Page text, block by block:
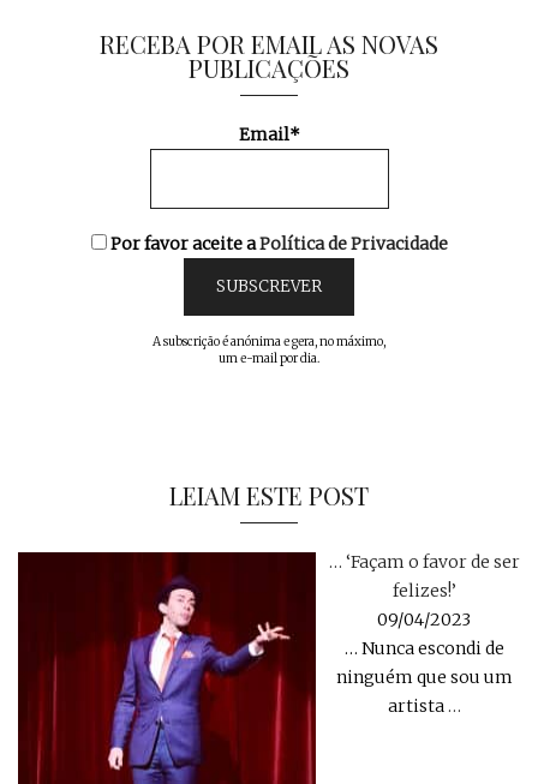
RECEBA POR EMAIL AS NOVAS
PUBLICAÇÕES
Email*
Por favor aceite aPolítica de Privacidade
A subscrição é anónima e gera, no máximo,
um e-mail por dia.
LEIAM ESTE POST
… ‘Façam o favor de ser
felizes!’
09/04/2023
… Nunca escondi de
ninguém que sou um
artista…